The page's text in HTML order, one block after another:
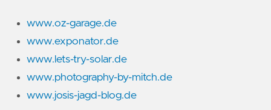
www.oz-garage.de
www.exponator.de
www.lets-try-solar.de
www.photography-by-mitch.de
www.josis-jagd-blog.de